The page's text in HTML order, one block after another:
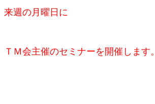
来週の月曜日に
ＴＭ会主催のセミナーを開催します。